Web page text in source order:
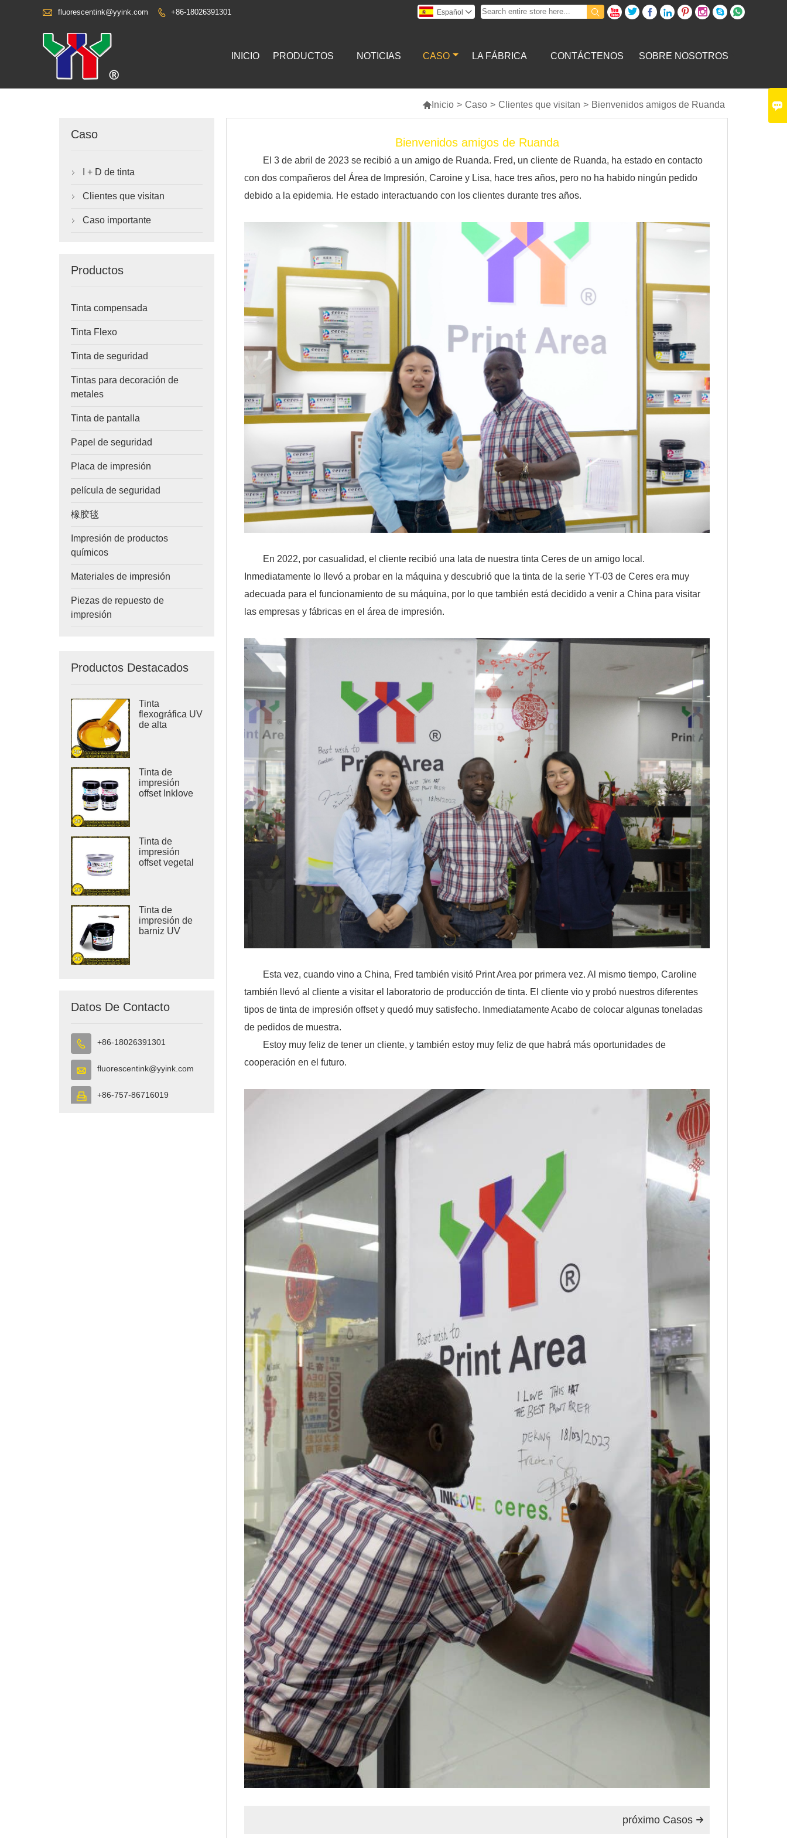
 fluorescentink@yyink.com  +86-18026391301        

Español 
INICIO PRODUCTOS NOTICIAS CASO LA FÁBRICA CONTÁCTENOS SOBRE NOSOTROS
 Inicio > Caso > Clientes que visitan > Bienvenidos amigos de Ruanda
Caso
 I + D de tinta
 Clientes que visitan
 Caso importante
Productos
Tinta compensada
Tinta Flexo
Tinta de seguridad
Tintas para decoración de
metales
Tinta de pantalla
Papel de seguridad
Placa de impresión
película de seguridad
橡胶毯
Impresión de productos
químicos
Materiales de impresión
Piezas de repuesto de
impresión
Productos Destacados
Tinta
flexográfica UV
de alta
adhesivas
Tinta de
impresión
offset Inklove
Tinta de
impresión
offset vegetal
Tinta de
impresión de
barniz UV
Datos De Contacto
 +86-18026391301
 fluorescentink@yyink.com
 +86-757-86716019
Bienvenidos amigos de Ruanda
El 3 de abril de 2023 se recibió a un amigo de Ruanda. Fred, un cliente de Ruanda, ha estado en contacto
con dos compañeros del Área de Impresión, Caroine y Lisa, hace tres años, pero no ha habido ningún pedido
debido a la epidemia. He estado interactuando con los clientes durante tres años.
En 2022, por casualidad, el cliente recibió una lata de nuestra tinta Ceres de un amigo local.
Inmediatamente lo llevó a probar en la máquina y descubrió que la tinta de la serie YT-03 de Ceres era muy
adecuada para el funcionamiento de su máquina, por lo que también está decidido a venir a China para visitar
las empresas y fábricas en el área de impresión.
Esta vez, cuando vino a China, Fred también visitó Print Area por primera vez. Al mismo tiempo, Caroline
también llevó al cliente a visitar el laboratorio de producción de tinta. El cliente vio y probó nuestros diferentes
tipos de tinta de impresión offset y quedó muy satisfecho. Inmediatamente Acabo de colocar algunas toneladas
de pedidos de muestra.
Estoy muy feliz de tener un cliente, y también estoy muy feliz de que habrá más oportunidades de
cooperación en el futuro.

próximo Casos
